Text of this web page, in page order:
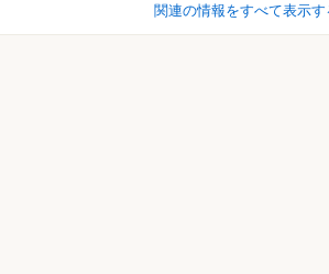
関連の情報をすべて表示す